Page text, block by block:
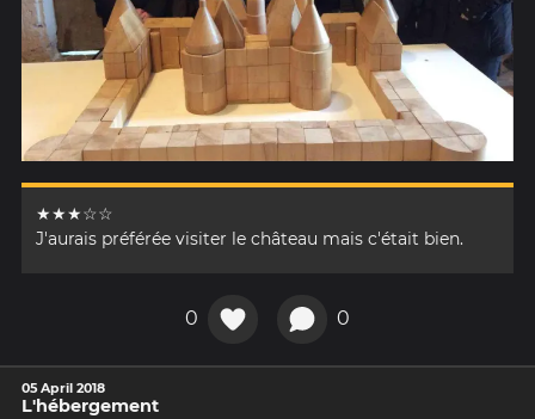
★★★☆☆
J'aurais préférée visiter le château mais c'était bien.
0 0
05 April 2018
L'hébergement